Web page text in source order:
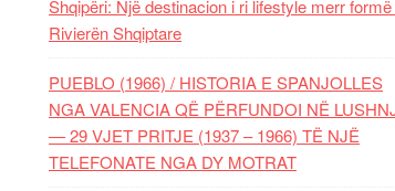
Shqipëri: Një destinacion i ri lifestyle merr
Rivierën Shqiptare
PUEBLO (1966) / HISTORIA E SPANJOLLES
NGA VALENCIA QË PËRFUNDOI NË
— 29 VJET PRITJE (1937 – 1966) TË NJË
TELEFONATE NGA DY MOTRAT